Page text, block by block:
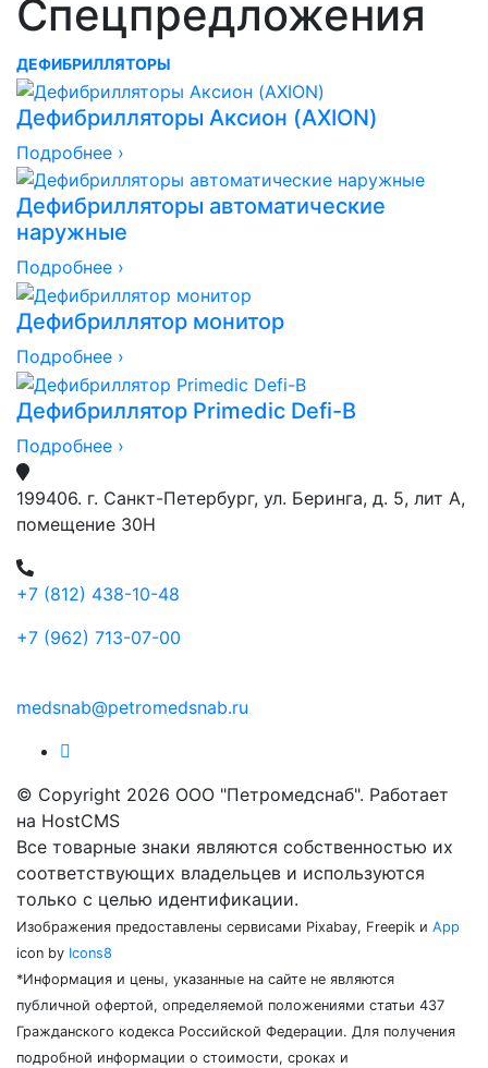
Спецпредложения
ДЕФИБРИЛЛЯТОРЫ
Дефибрилляторы Аксион (AXION)
Подробнее ›
Дефибрилляторы автоматические
наружные
Подробнее ›
Дефибриллятор монитор
Подробнее ›
Дефибриллятор Primedic Defi-B
Подробнее ›
199406. г. Санкт-Петербург, ул. Беринга, д. 5, лит А,
помещение 30Н
+7 (812) 438-10-48
+7 (962) 713-07-00
medsnab@petromedsnab.ru
© Copyright 2026 ООО "Петромедснаб". Работает
на HostCMS
Все товарные знаки являются собственностью их
соответствующих владельцев и используются
только с целью идентификации.
Изображения предоставлены сервисами Pixabay, Freepik и App
icon by Icons8
*Информация и цены, указанные на сайте не являются
публичной офертой, определяемой положениями статьи 437
Гражданского кодекса Российской Федерации. Для получения
подробной информации о стоимости, сроках и